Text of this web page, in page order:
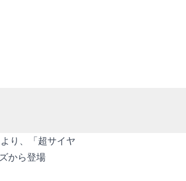
り、「超サイヤ
から登場